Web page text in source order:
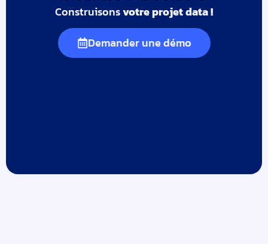
Construisonsvotre projet data !
Demander une démo